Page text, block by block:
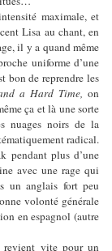
maximale, et
Lisa au chant, en
il y a quand même
uniforme d’une
bon de reprendre les
a Hard Time,on
ça et là une sorte
nuages noirs de la
radical.
pendant plus d’une
avec une rage qui
un anglais fort peu
volonté générale
en espagnol (autre
revient vite pour un